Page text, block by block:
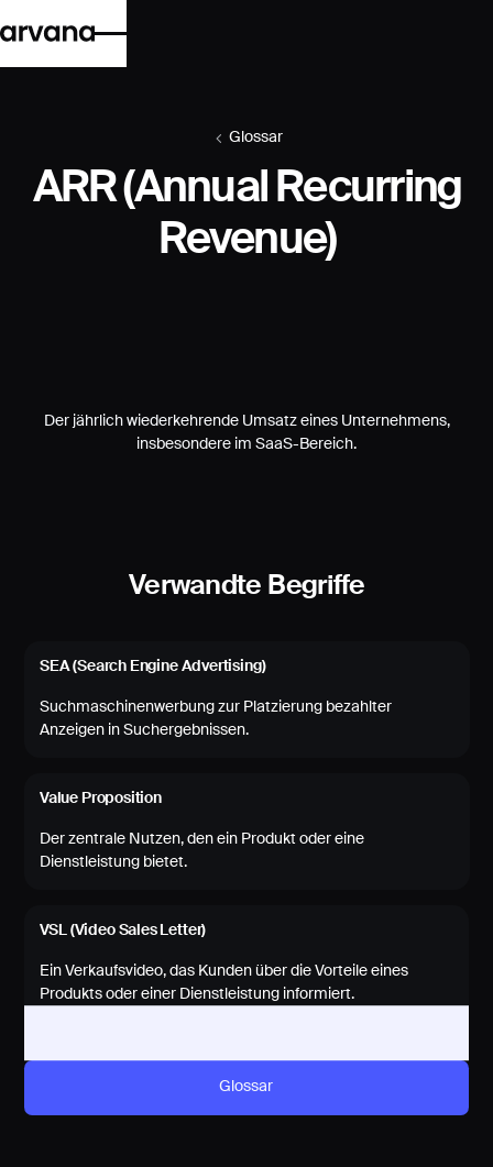
Glossar
ARR (Annual Recurring
Revenue)
Der jährlich wiederkehrende Umsatz eines Unternehmens,
insbesondere im SaaS-Bereich.
Verwandte Begriffe
SEA (Search Engine Advertising)
Suchmaschinenwerbung zur Platzierung bezahlter
Anzeigen in Suchergebnissen.
Value Proposition
Der zentrale Nutzen, den ein Produkt oder eine
Dienstleistung bietet.
VSL (Video Sales Letter)
Ein Verkaufsvideo, das Kunden über die Vorteile eines
Produkts oder einer Dienstleistung informiert.
Glossar